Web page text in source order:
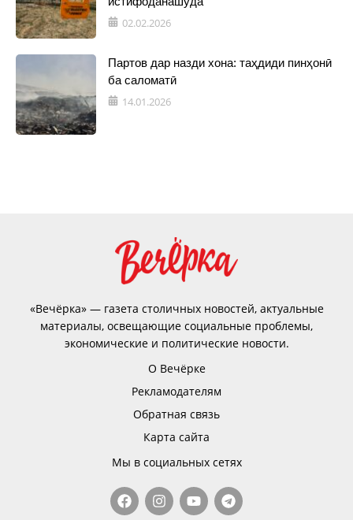
02.02.2026
Партов дар назди хона: таҳдиди пинҳонӣ
ба саломатӣ
14.01.2026
«Вечёрка» — газета столичных новостей, актуальные
материалы, освещающие социальные проблемы,
экономические и политические новости.
О Вечёрке
Рекламодателям
Обратная связь
Карта сайта
Мы в социальных сетях